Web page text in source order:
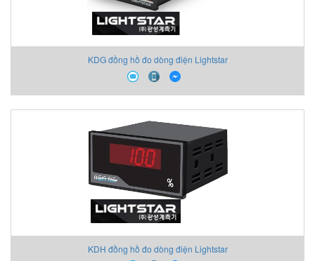
KDG đồng hồ đo dòng điện Lightstar
KDH đồng hồ đo dòng điện Lightstar